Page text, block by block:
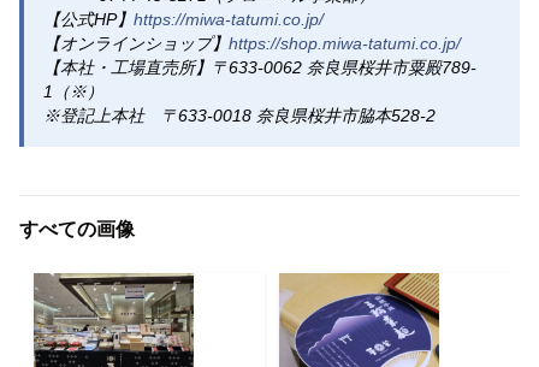
【公式HP】 https://miwa-tatumi.co.jp/
【オンラインショップ】 https://shop.miwa-tatumi.co.jp/
【本社・工場直売所】〒633-0062 奈良県桜井市粟殿789-
1（※）
※登記上本社 〒633-0018 奈良県桜井市脇本528-2
すべての画像